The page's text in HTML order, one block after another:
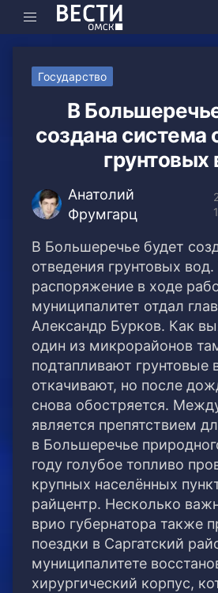
Государство
В
создана система
грунтовых
Анатолий
Фрумгарц
В Большеречье будет
отведения грунтовых
распоряжение в ходе
муниципалитет отдал
Александр Бурков. Как
один из микрорайонов
подтапливают грунтовые
откачивают, но после
снова обостряется.
является препятствием
в Большеречье
году голубое топливо
крупных населённых
райцентр. Несколько
врио губернатора также
поездки в Саргатский
муниципалитете
хирургический корпус,